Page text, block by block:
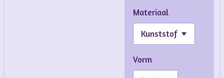
Materiaal
Vorm